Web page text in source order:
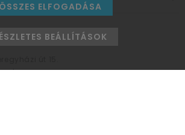
ÖSSZES ELFOGADÁSA
BEÁLLÍTÁSOK